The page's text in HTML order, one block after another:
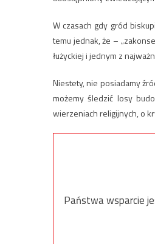
W czasach gdy gród
temu jednak, że –
łużyckiej i jednym z
Niestety, nie posiadamy
możemy śledzić losy
wierzeniach religijnych, o
Państwa wsparcie